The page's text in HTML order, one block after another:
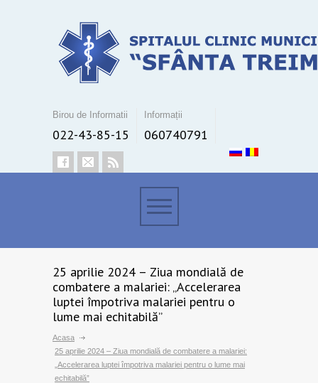
Birou de Informatii
022-43-85-15
Informații
060740791
25 aprilie 2024 – Ziua mondială de
combatere a malariei: „Accelerarea
luptei împotriva malariei pentru o
lume mai echitabilă”
Acasa
25 aprilie 2024 – Ziua mondială de combatere a malariei:
„Accelerarea luptei împotriva malariei pentru o lume mai
echitabilă”